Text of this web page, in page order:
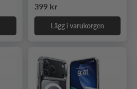
Ordinarie pris
399 kr
Lägg i varukorgen